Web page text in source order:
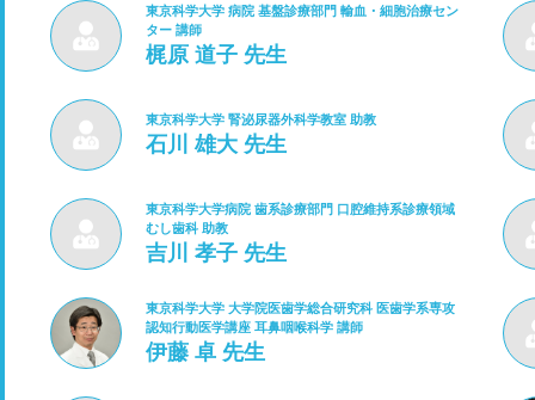
東京科学大学 病院 基盤診療部門 輸血・細胞治療セン
ター 講師
梶原 道子 先生
東京科学大学 腎泌尿器外科学教室 助教
石川 雄大 先生
東京科学大学病院 歯系診療部門 口腔維持系診療領域
むし歯科 助教
吉川 孝子 先生
東京科学大学 大学院医歯学総合研究科 医歯学系専攻
認知行動医学講座 耳鼻咽喉科学 講師
伊藤 卓 先生